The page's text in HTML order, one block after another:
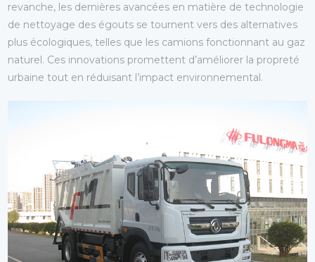
revanche, les dernières avancées en matière de technologie
de nettoyage des égouts se tournent vers des alternatives
plus écologiques, telles que les camions fonctionnant au gaz
naturel. Ces innovations promettent d’améliorer la propreté
urbaine tout en réduisant l’impact environnemental.